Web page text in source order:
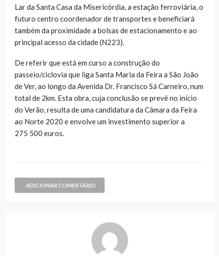
Lar da Santa Casa da Misericórdia, a estação ferroviária, o
futuro centro coordenador de transportes e beneficiará
também da proximidade a bolsas de estacionamento e ao
principal acesso da cidade (N223).
De referir que está em curso a construção do
passeio/ciclovia que liga Santa Maria da Feira a São João
de Ver, ao longo da Avenida Dr. Francisco Sá Carneiro, num
total de 2km. Esta obra, cuja conclusão se prevê no início
do Verão, resulta de uma candidatura da Câmara da Feira
ao Norte 2020 e envolve um investimento superior a
275 500 euros.
ADICIONAR COMENTÁRIO